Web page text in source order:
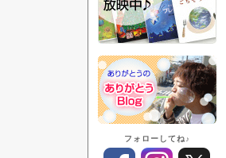
フォローしてね♪